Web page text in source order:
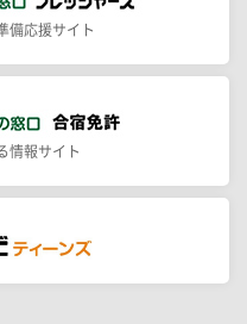
備応援サイト
情報サイト